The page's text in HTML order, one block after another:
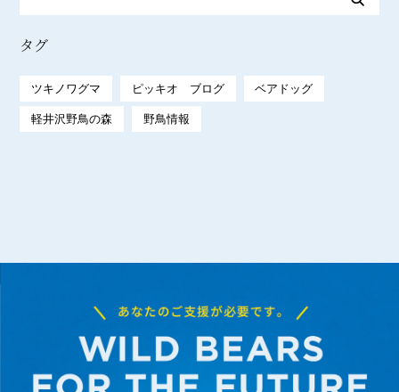
タグ
ツキノワグマ ピッキオ ブログ ベアドッグ
軽井沢野鳥の森 野鳥情報